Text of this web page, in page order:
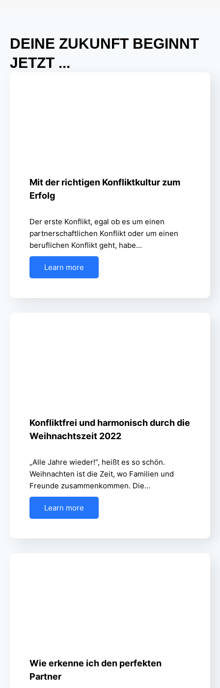
DEINE ZUKUNFT BEGINNT
JETZT ...
Mit der richtigen Konfliktkultur zum
Erfolg
Der erste Konflikt, egal ob es um einen
partnerschaftlichen Konflikt oder um einen
beruflichen Konflikt geht, habe…
Learn more
Konfliktfrei und harmonisch durch die
Weihnachtszeit 2022
„Alle Jahre wieder!“, heißt es so schön.
Weihnachten ist die Zeit, wo Familien und
Freunde zusammenkommen. Die…
Learn more
Wie erkenne ich den perfekten
Partner